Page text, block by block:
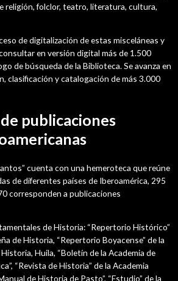
religión, folclor, teatro, literatura, cultura,
de digitalización de estas misceláneas y
en versión digital más de 1.500
de búsqueda de la Biblioteca. Se avanza en
clasificación y catalogación de más 3.000
publicaciones
cuenta con una hemeroteca que reúne
de diferentes países de Iberoamérica, 295
corresponden a publicaciones
de Historia: “Repertorio Histórico”
de Historia, “Repertorio Boyacense” de la
Huila, “Boletín de la Academia de
“Revista de Historia” de la Academia
de Historia de Pasto”, “Estudio” de la